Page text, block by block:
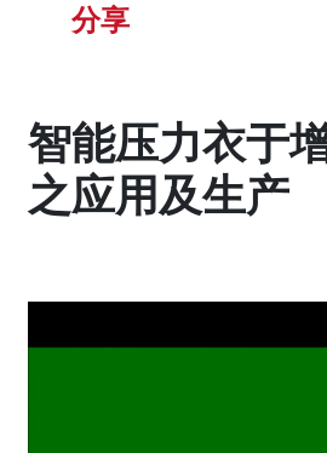
分享
智能压力衣于
之应用及生产